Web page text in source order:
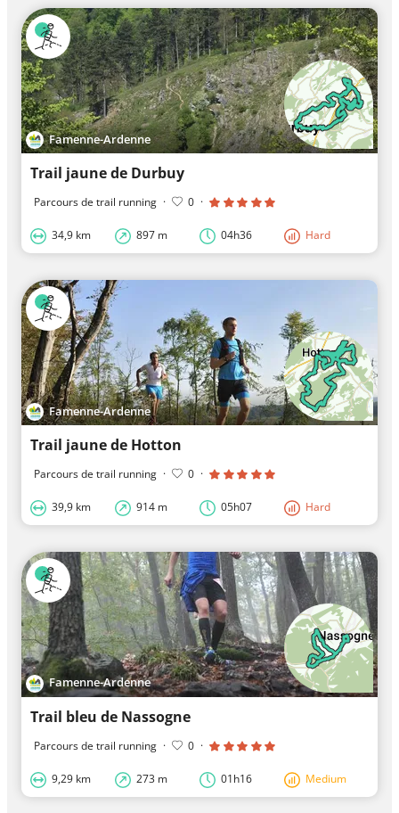
Famenne-Ardenne
Trail jaune de Durbuy
Parcours de trail running · 0 ·
34,9 km 897 m 04h36 Hard
Famenne-Ardenne
Trail jaune de Hotton
Parcours de trail running · 0 ·
39,9 km 914 m 05h07 Hard
Famenne-Ardenne
Trail bleu de Nassogne
Parcours de trail running · 0 ·
9,29 km 273 m 01h16 Medium